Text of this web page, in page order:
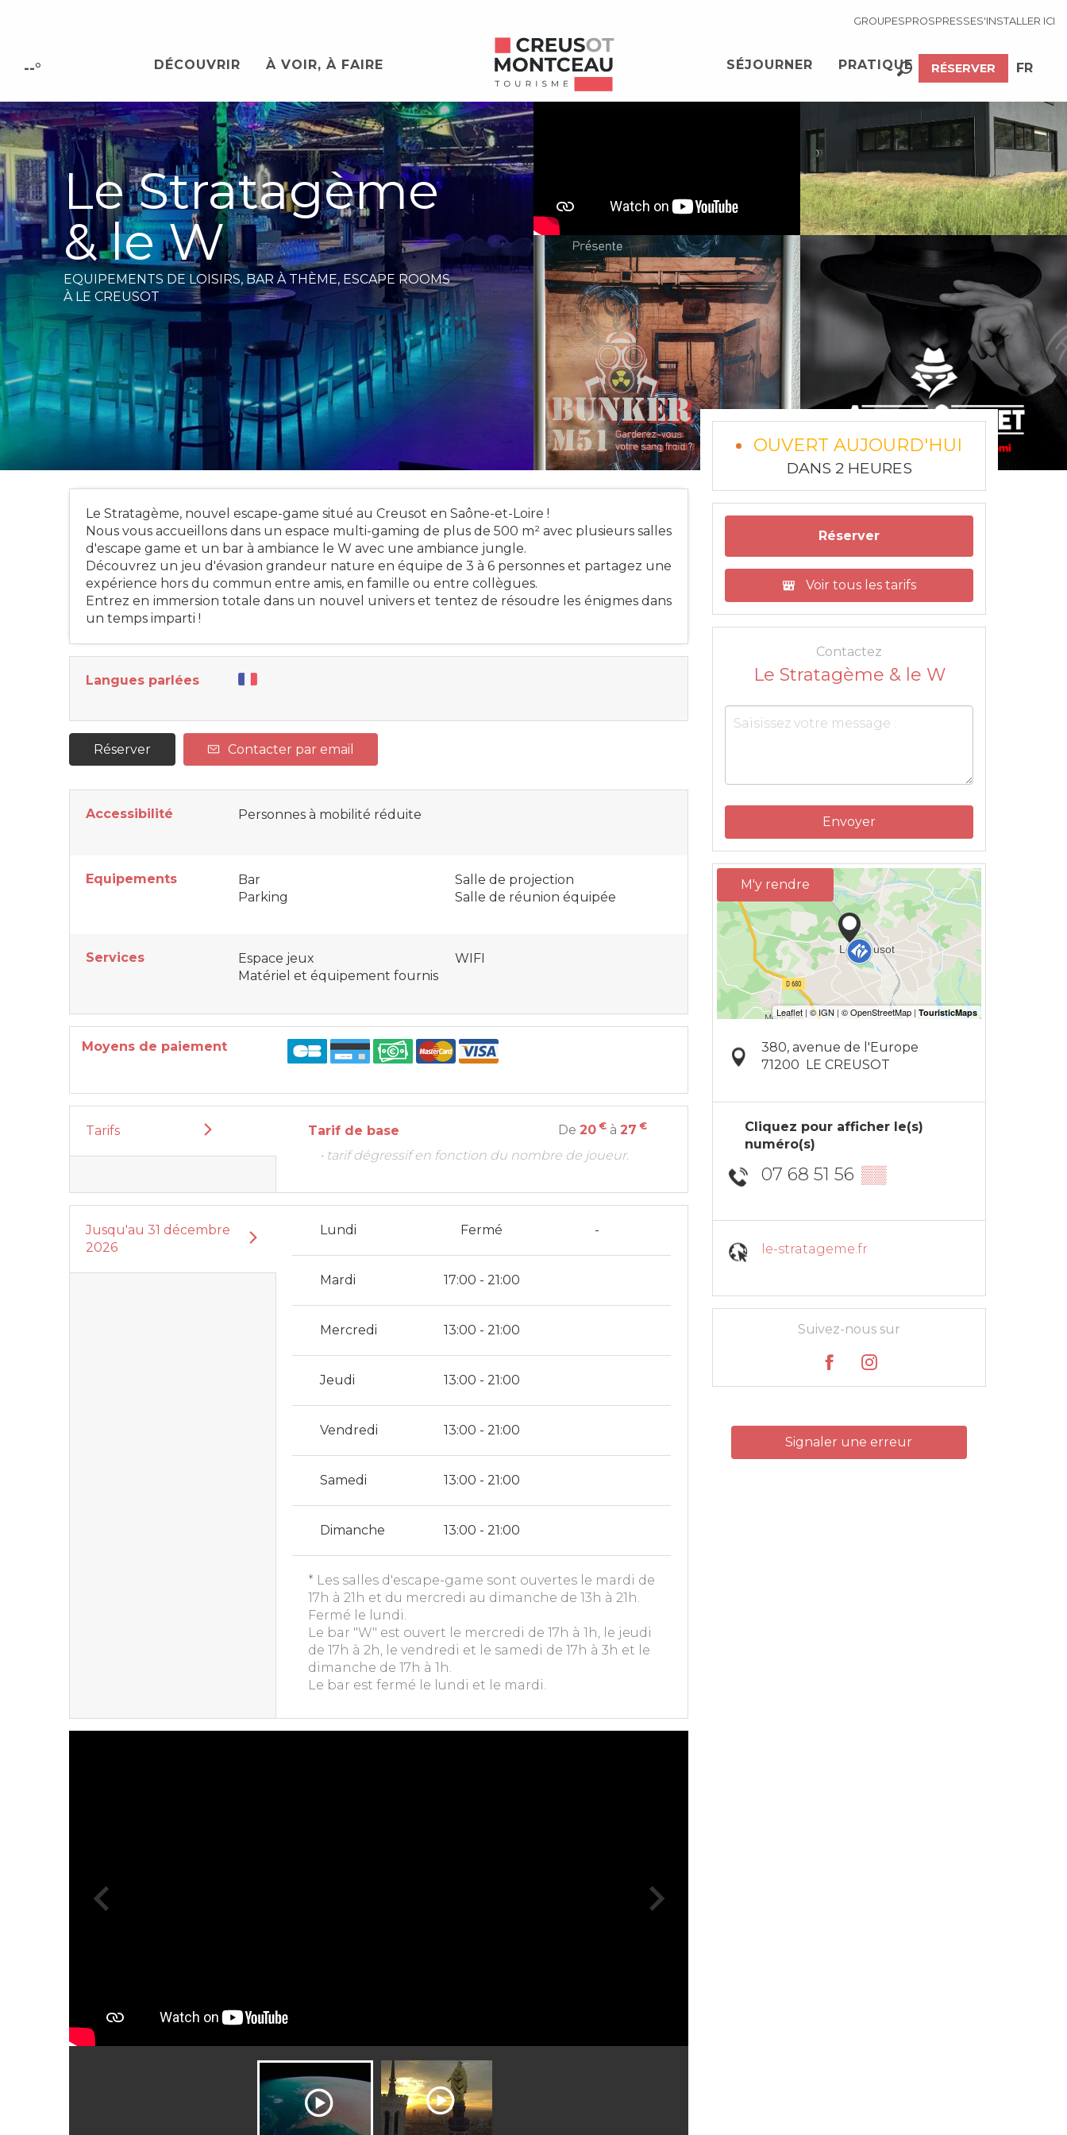
principal
--° RÉSERVER
Recherche
FR
GROUPESPROSPRESSES'INSTALLER ICI
DÉCOUVRIR À VOIR, À FAIRE SÉJOURNER PRATIQUE
Le Stratagème
& le W
EQUIPEMENTS DE LOISIRS, BAR À THÈME, ESCAPE ROOMS
À LE CREUSOT
Le Stratagème, nouvel escape-game situé au Creusot en Saône-et-Loire !
Nous vous accueillons dans un espace multi-gaming de plus de 500 m² avec plusieurs salles
d'escape game et un bar à ambiance le W avec une ambiance jungle.
Découvrez un jeu d'évasion grandeur nature en équipe de 3 à 6 personnes et partagez une
expérience hors du commun entre amis, en famille ou entre collègues.
Entrez en immersion totale dans un nouvel univers et tentez de résoudre les énigmes dans
un temps imparti !
Langues parlées
Réserver Contacter par email
Accessibilité Personnes à mobilité réduite
Equipements
Bar
Parking
Salle de projection
Salle de réunion équipée
Services
Espace jeux
Matériel et équipement fournis
WIFI
Moyens de paiement
Tarifs Tarif de base De 20 € à 27 €
• tarif dégressif en fonction du nombre de joueur.
Jusqu'au 31 décembre
2026
Lundi Fermé -
Mardi 17:00 - 21:00
Mercredi 13:00 - 21:00
Jeudi 13:00 - 21:00
Vendredi 13:00 - 21:00
Samedi 13:00 - 21:00
Dimanche 13:00 - 21:00
* Les salles d'escape-game sont ouvertes le mardi de
17h à 21h et du mercredi au dimanche de 13h à 21h.
Fermé le lundi.
Le bar "W" est ouvert le mercredi de 17h à 1h, le jeudi
de 17h à 2h, le vendredi et le samedi de 17h à 3h et le
dimanche de 17h à 1h.
Le bar est fermé le lundi et le mardi.
OUVERT AUJOURD'HUI
DANS 2 HEURES
Réserver
Voir tous les tarifs
Contactez
Le Stratagème & le W
Envoyer
M'y rendre
380, avenue de l'Europe
71200 LE CREUSOT
Cliquez pour afficher le(s)
numéro(s)
07 68 51 56 ▒▒
le-stratageme.fr
Suivez-nous sur
Signaler une erreur